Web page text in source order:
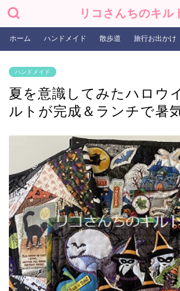
リコさんちのキル
ホーム ハンドメイド 散歩道 旅行お出かけ
ハンドメイド
夏を意識してみたハロウ
ルトが完成＆ランチで暑